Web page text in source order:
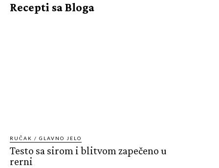
Recepti sa Bloga
RUČAK / GLAVNO JELO
Testo sa sirom i blitvom zapečeno u
rerni